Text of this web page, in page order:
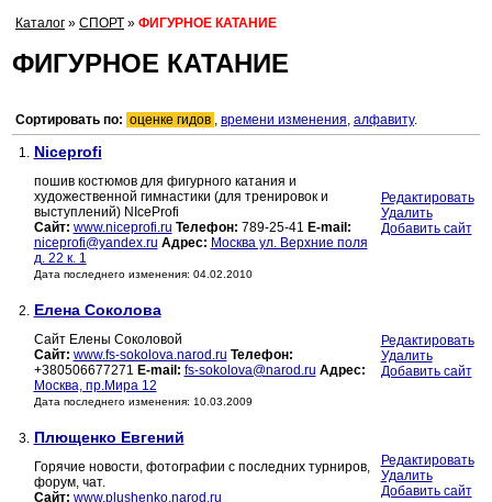
Каталог » СПОРТ » ФИГУРНОЕ КАТАНИЕ
ФИГУРНОЕ КАТАНИЕ
Сортировать по: оценке гидов , времени изменения, алфавиту.
1. Niceprofi
пошив костюмов для фигурного катания и
художественной гимнастики (для тренировок и
выступлений) NIceProfi
Сайт: www.niceprofi.ru Телефон: 789-25-41 E-mail:
niceprofi@yandex.ru Адрес: Москва ул. Верхние поля
д. 22 к. 1
Дата последнего изменения: 04.02.2010
Редактировать
Удалить
Добавить сайт
2. Елена Соколова
Сайт Елены Соколовой
Сайт: www.fs-sokolova.narod.ru Телефон:
+380506677271 E-mail: fs-sokolova@narod.ru Адрес:
Москва, пр.Мира 12
Дата последнего изменения: 10.03.2009
Редактировать
Удалить
Добавить сайт
3. Плющенко Евгений
Горячие новости, фотографии с последних турниров,
форум, чат.
Сайт: www.plushenko.narod.ru
Редактировать
Удалить
Добавить сайт